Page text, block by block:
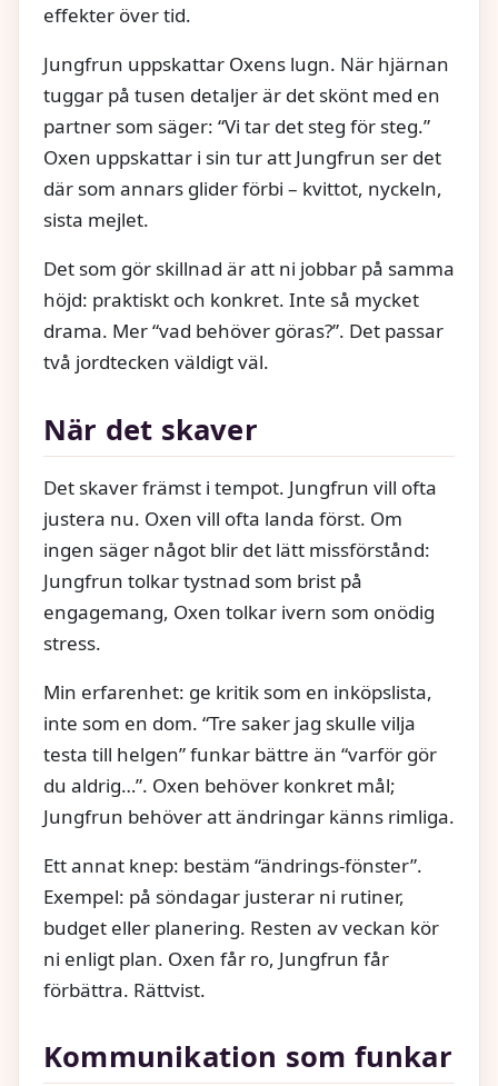
effekter över tid.
Jungfrun uppskattar Oxens lugn. När hjärnan
tuggar på tusen detaljer är det skönt med en
partner som säger: “Vi tar det steg för steg.”
Oxen uppskattar i sin tur att Jungfrun ser det
där som annars glider förbi – kvittot, nyckeln,
sista mejlet.
Det som gör skillnad är att ni jobbar på samma
höjd: praktiskt och konkret. Inte så mycket
drama. Mer “vad behöver göras?”. Det passar
två jordtecken väldigt väl.
När det skaver
Det skaver främst i tempot. Jungfrun vill ofta
justera nu. Oxen vill ofta landa först. Om
ingen säger något blir det lätt missförstånd:
Jungfrun tolkar tystnad som brist på
engagemang, Oxen tolkar ivern som onödig
stress.
Min erfarenhet: ge kritik som en inköpslista,
inte som en dom. “Tre saker jag skulle vilja
testa till helgen” funkar bättre än “varför gör
du aldrig…”. Oxen behöver konkret mål;
Jungfrun behöver att ändringar känns rimliga.
Ett annat knep: bestäm “ändrings-fönster”.
Exempel: på söndagar justerar ni rutiner,
budget eller planering. Resten av veckan kör
ni enligt plan. Oxen får ro, Jungfrun får
förbättra. Rättvist.
Kommunikation som funkar